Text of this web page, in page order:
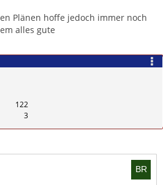
Plänen hoffe jedoch immer noch
alles gute
Zitieren
122
3
Zitieren